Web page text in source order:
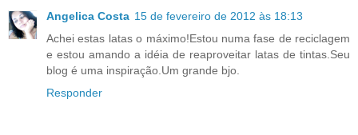
Angelica Costa 15 de fevereiro de 2012 às 18:13
Achei estas latas o máximo!Estou numa fase de reciclagem
e estou amando a idéia de reaproveitar latas de tintas.Seu
blog é uma inspiração.Um grande bjo.
Responder